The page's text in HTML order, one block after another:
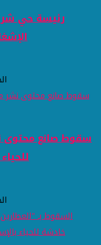
رئيسة حي
سقوط صانع محتوى